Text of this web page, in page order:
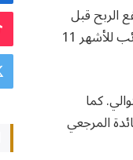
الربح قبل
الزكاة والضريبة في أكتوبر بنسبة 18% على أساس سنوي ليصل إلى 8.3 مليار ريال. وبلغ الربح قبل الضرائب للأشهر 11
حيث بلغت 113.2% و80.7% على التوالي. كما
المرجعي